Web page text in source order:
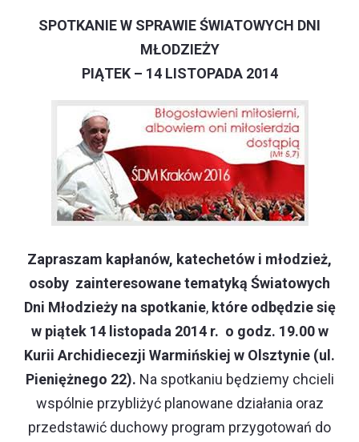
SPOTKANIE W SPRAWIE ŚWIATOWYCH DNI
MŁODZIEŻY
PIĄTEK – 14 LISTOPADA 2014
Zapraszam kapłanów, katechetów i młodzież,
osoby zainteresowane tematyką Światowych
Dni Młodzieży na spotkanie, które odbędzie się
w piątek 14 listopada 2014 r. o godz. 19.00 w
Kurii Archidiecezji Warmińskiej w Olsztynie (ul.
Pieniężnego 22). Na spotkaniu będziemy chcieli
wspólnie przybliżyć planowane działania oraz
przedstawić duchowy program przygotowań do